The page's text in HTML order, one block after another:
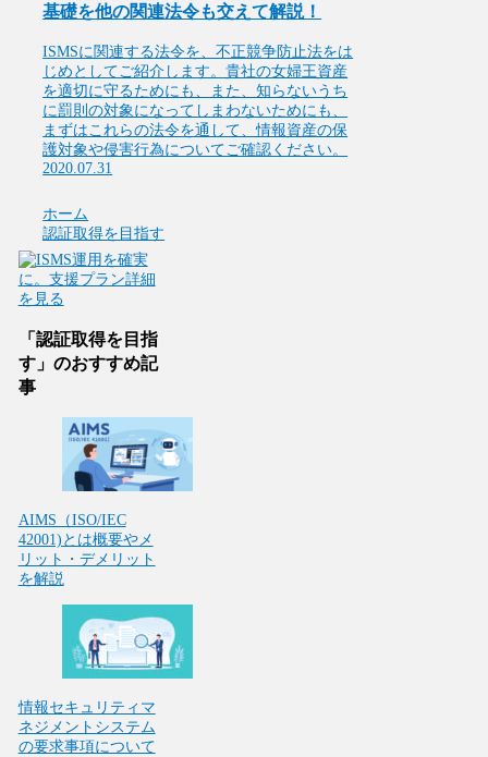
基礎を他の関連法令も交えて解説！
ISMSに関連する法令を、不正競争防止法をは
じめとしてご紹介します。貴社の女婦王資産
を適切に守るためにも、また、知らないうち
に罰則の対象になってしまわないためにも、
まずはこれらの法令を通して、情報資産の保
護対象や侵害行為についてご確認ください。
2020.07.31
ホーム
認証取得を目指す
「認証取得を目指
す」のおすすめ記
事
AIMS（ISO/IEC
42001)とは概要やメ
リット・デメリット
を解説
情報セキュリティマ
ネジメントシステム
の要求事項について